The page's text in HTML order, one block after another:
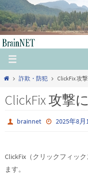
コ
ン
テ
ン
へ
ス
ホ
ム
詐欺・防犯 ClickFix 攻
ClickFix 攻撃
brainnet 2025年8月
ClickFix（クリックフィッ
ます。